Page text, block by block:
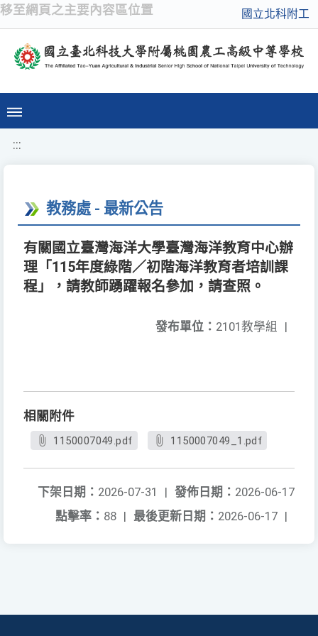
移至網頁之主要內容區位置 國立北科附工
:::
教務處 - 最新公告
有關國立臺灣海洋大學臺灣海洋教育中心辦
理「115年度綠階／初階海洋教育者培訓課
程」，請教師踴躍報名參加，請查照。
發布單位： 2101教學組 |
相關附件
1150007049.pdf 1150007049_1.pdf
發佈日期： 2026-06-17
下架日期： 2026-07-31
|
最後更新日期： 2026-06-17 |
點擊率： 88 |